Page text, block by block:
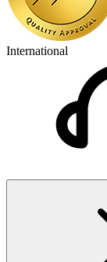
International